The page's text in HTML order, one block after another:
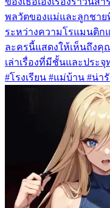
พลวัตของแม่และลูกชา
ระหว่างความโรแมนติก
ละครนี้แสดงให้เห็นถึงคุ
เล่าเรื่องที่มีชั้นและประ
#โรงเรียน #แม่บ้าน #น่า